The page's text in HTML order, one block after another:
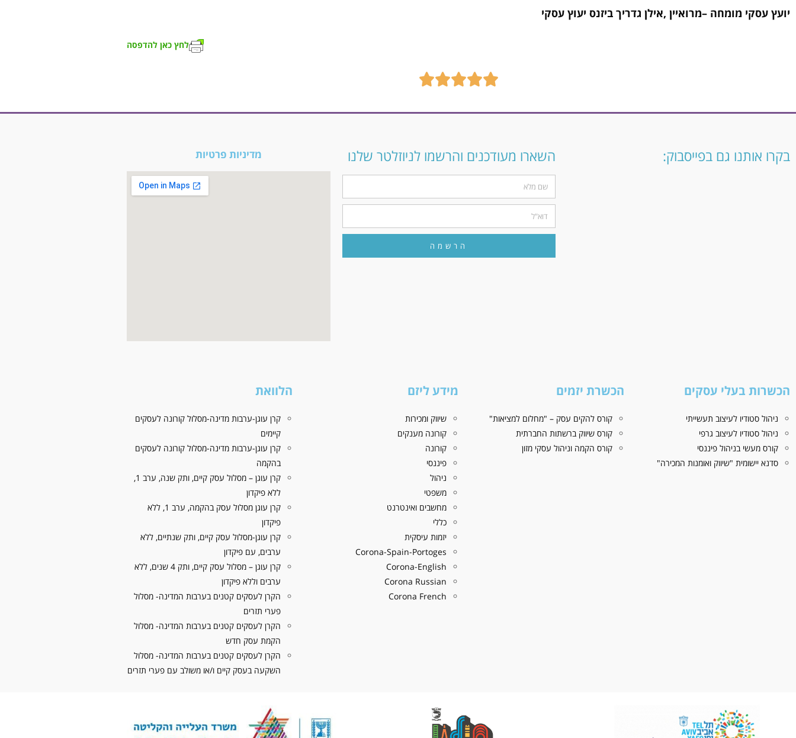
יועץ עסקי מומחה –מרואיין ,אילן גדריך ביזנס יעוץ עסקי
לחץ כאן להדפסה





בקרו אותנו גם בפייסבוק: השארו מעודכנים והרשמו לניוזלטר שלנו
הרשמה
מדיניות פרטיות
הכשרות בעלי עסקים
ניהול סטודיו לעיצוב תעשייתי
ניהול סטודיו לעיצוב גרפי
קורס מעשי בניהול פיננסי
סדנא יישומית "שיווק ואומנות המכירה"
הכשרת יזמים
קורס להקים עסק – "מחלום למציאות"
קורס שיווק ברשתות החברתית
קורס הקמה וניהול עסקי מזון
מידע ליזם
שיווק ומכירות
קורונה מענקים
קורונה
פיננסי
ניהול
משפטי
מחשבים ואינטרנט
כללי
יזמות עיסקית
Corona-Spain-Portoges
Corona-English
Corona Russian
Corona French
הלוואת
קרן עוגן-ערבות מדינה-מסלול קורונה לעסקים
קיימים
קרן עוגן-ערבות מדינה-מסלול קורונה לעסקים
בהקמה
קרן עוגן – מסלול עסק קיים, ותק שנה, ערב 1,
ללא פיקדון
קרן עוגן מסלול עסק בהקמה, ערב 1, ללא
פיקדון
קרן עוגן-מסלול עסק קיים, ותק שנתיים, ללא
ערבים, עם פיקדון
קרן עוגן – מסלול עסק קיים, ותק 4 שנים, ללא
ערבים וללא פיקדון
הקרן לעסקים קטנים בערבות המדינה- מסלול
פערי תזרים
הקרן לעסקים קטנים בערבות המדינה- מסלול
הקמת עסק חדש
הקרן לעסקים קטנים בערבות המדינה- מסלול
השקעה בעסק קיים ו/או משולב עם פערי תזרים